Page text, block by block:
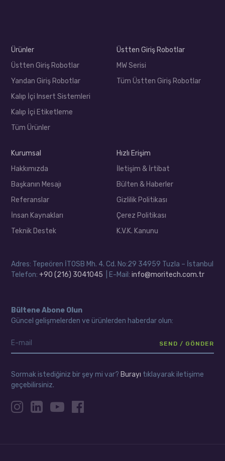
Ürünler
Üstten Giriş Robotlar
Yandan Giriş Robotlar
Kalıp İçi Insert Sistemleri
Kalıp İçi Etiketleme
Tüm Ürünler
Üstten Giriş Robotlar
MW Serisi
Tüm Üstten Giriş Robotlar
Kurumsal
Hakkımızda
Başkanın Mesajı
Referanslar
İnsan Kaynakları
Teknik Destek
Hızlı Erişim
İletişim & İrtibat
Bülten & Haberler
Gizlilik Politikası
Çerez Politikası
K.V.K. Kanunu
Adres: Tepeören İTOSB Mh. 4. Cd. No:29 34959 Tuzla – İstanbul
Telefon:+90 (216) 3041045 | E-Mail:info@moritech.com.tr
Bültene Abone Olun
Güncel gelişmelerden ve ürünlerden haberdar olun:
Sormak istediğiniz bir şey mi var? Burayı tıklayarak iletişime
geçebilirsiniz.